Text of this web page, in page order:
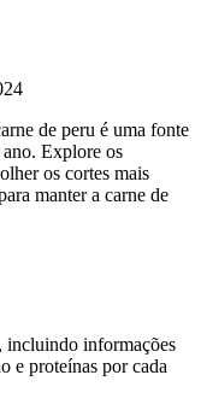
de peru é uma fonte
Explore os
os cortes mais
manter a carne de
incluindo informações
e proteínas por cada